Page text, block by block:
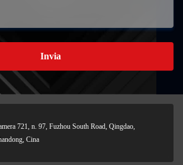
Invia
721, n. 97, Fuzhou South Road, Qingdao,
Cina